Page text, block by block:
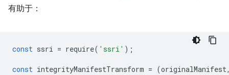
有助于：
const ssri = require( 'ssri' );
const integrityManifestTransform = (originalManifest